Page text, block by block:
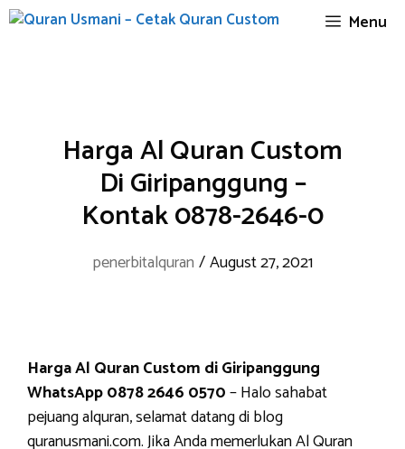
Skip
Menu
Harga Al Quran Custom
Di Giripanggung –
Kontak 0878-2646-0
penerbitalquran /August 27, 2021
Harga Al Quran Custom di Giripanggung
WhatsApp 0878 2646 0570– Halo sahabat
pejuang alquran, selamat datang di blog
quranusmani.com. Jika Anda memerlukan Al Quran